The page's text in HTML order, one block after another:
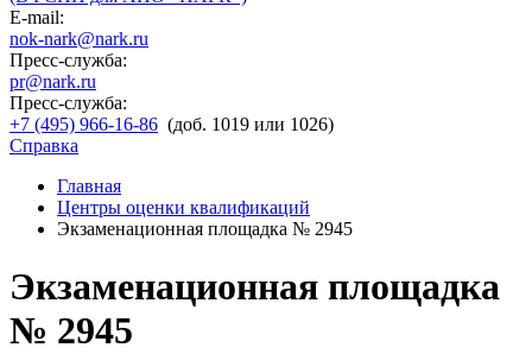
E-mail:
nok-nark@nark.ru
Пресс-служба:
pr@nark.ru
Пресс-служба:
+7 (495) 966-16-86 (доб. 1019 или 1026)
Справка
Главная
Центры оценки квалификаций
Экзаменационная площадка № 2945
Экзаменационная площадка
№ 2945